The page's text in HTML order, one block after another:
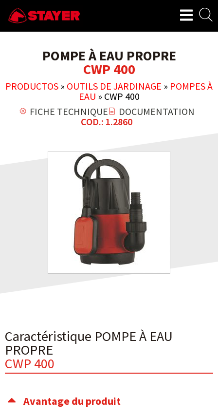
POMPE À EAU PROPRE
CWP 400
PRODUCTOS » OUTILS DE JARDINAGE » POMPES À
EAU » CWP 400
FICHE TECHNIQUE
DOCUMENTATION
COD.: 1.2860
Caractéristique POMPE À EAU
PROPRE
CWP 400
Avantage du produit